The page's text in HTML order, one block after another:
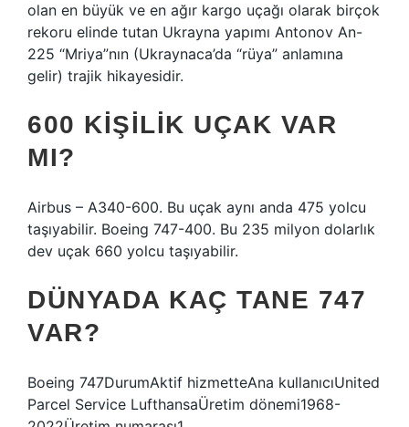
olan en büyük ve en ağır kargo uçağı olarak birçok
rekoru elinde tutan Ukrayna yapımı Antonov An-
225 “Mriya”nın (Ukraynaca’da “rüya” anlamına
gelir) trajik hikayesidir.
600 KIŞILIK UÇAK VAR
MI?
Airbus – A340-600. Bu uçak aynı anda 475 yolcu
taşıyabilir. Boeing 747-400. Bu 235 milyon dolarlık
dev uçak 660 yolcu taşıyabilir.
DÜNYADA KAÇ TANE 747
VAR?
Boeing 747DurumAktif hizmetteAna kullanıcıUnited
Parcel Service LufthansaÜretim dönemi1968-